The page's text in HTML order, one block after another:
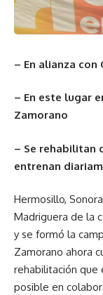
– En alianza con
– En este lugar
Zamorano
– Se rehabilitan
entrenan
Hermosillo,
Madriguera de la
y se formó la
Zamorano ahora
rehabilitación que
posible en